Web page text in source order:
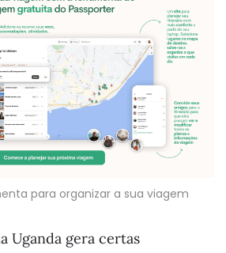
para organizar a sua viagem
Uganda gera certas